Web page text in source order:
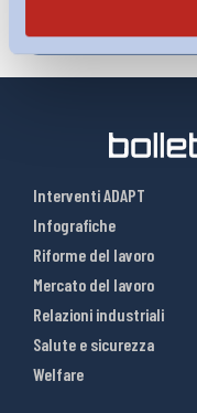
Interventi ADAPT
Infografiche
Riforme del lavoro
Mercato del lavoro
Relazioni industriali
Salute e sicurezza
Welfare